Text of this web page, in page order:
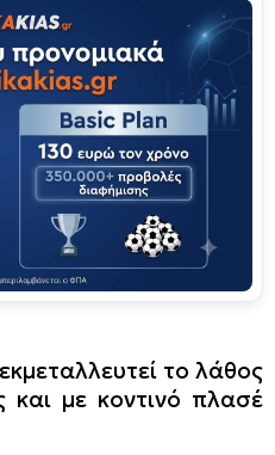
το λάθος
και με κοντινό πλασέ